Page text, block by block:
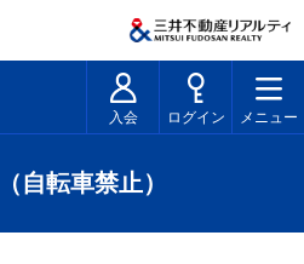
入会 ログイン メニュー
自転車禁止）